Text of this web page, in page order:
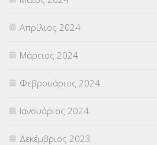
Απρίλιος 2024
Μάρτιος 2024
Φεβρουάριος 2024
Ιανουάριος 2024
Δεκέμβριος 2023